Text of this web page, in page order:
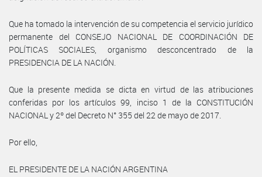
Que ha tomado la intervención de su competencia el servicio jurídico
permanente del CONSEJO NACIONAL DE COORDINACIÓN DE
POLÍTICAS SOCIALES, organismo desconcentrado de la
PRESIDENCIA DE LA NACIÓN.
Que la presente medida se dicta en virtud de las atribuciones
conferidas por los artículos 99, inciso 1 de la CONSTITUCIÓN
NACIONAL y 2º del Decreto N° 355 del 22 de mayo de 2017.
Por ello,
EL PRESIDENTE DE LA NACIÓN ARGENTINA